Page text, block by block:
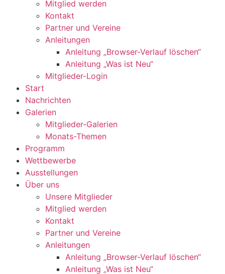
Mitglied werden
Kontakt
Partner und Vereine
Anleitungen
Anleitung „Browser-Verlauf löschen“
Anleitung „Was ist Neu“
Mitglieder-Login
Start
Nachrichten
Galerien
Mitglieder-Galerien
Monats-Themen
Programm
Wettbewerbe
Ausstellungen
Über uns
Unsere Mitglieder
Mitglied werden
Kontakt
Partner und Vereine
Anleitungen
Anleitung „Browser-Verlauf löschen“
Anleitung „Was ist Neu“